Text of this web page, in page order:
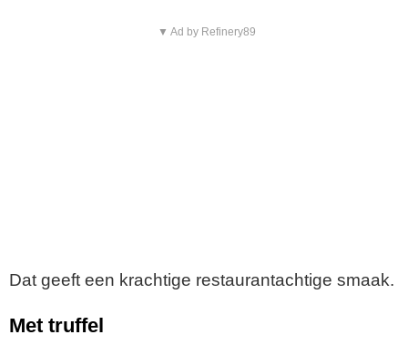
▼ Ad by Refinery89
Dat geeft een krachtige restaurantachtige smaak.
Met truffel